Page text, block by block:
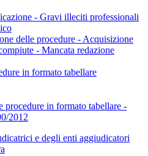
- Gravi illeciti professionali
delle procedure - Acquisizione
- Mancata redazione
in formato tabellare
procedure in formato tabellare -
2012
e degli enti aggiudicatori